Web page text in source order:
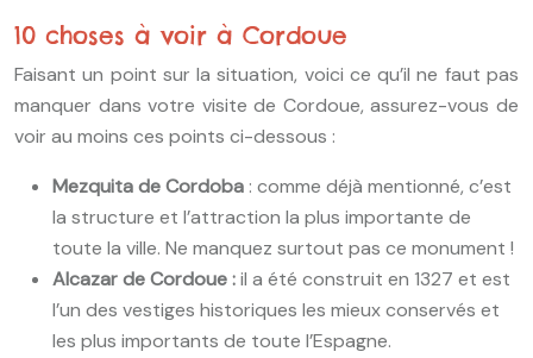
10 choses à voir à Cordoue
Faisant un point sur la situation, voici ce qu’il ne faut pas
manquer dans votre visite de Cordoue, assurez-vous de
voir au moins ces points ci-dessous :
Mezquita de Cordoba : comme déjà mentionné, c’est
la structure et l’attraction la plus importante de
toute la ville. Ne manquez surtout pas ce monument !
Alcazar de Cordoue :il a été construit en 1327 et est
l’un des vestiges historiques les mieux conservés et
les plus importants de toute l’Espagne.